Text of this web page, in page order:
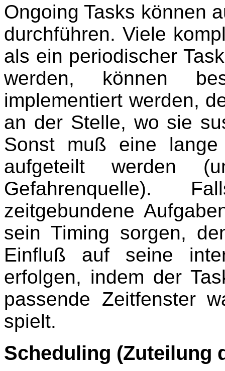
Ongoing Tasks können
durchführen. Viele
als ein periodischer
werden, können
implementiert werden,
an der Stelle, wo sie
Sonst muß eine
aufgeteilt werden
Gefahrenquelle).
zeitgebundene
sein Timing sorgen,
Einfluß auf seine
erfolgen, indem der
passende Zeitfenster
spielt.
Scheduling (Zuteilung